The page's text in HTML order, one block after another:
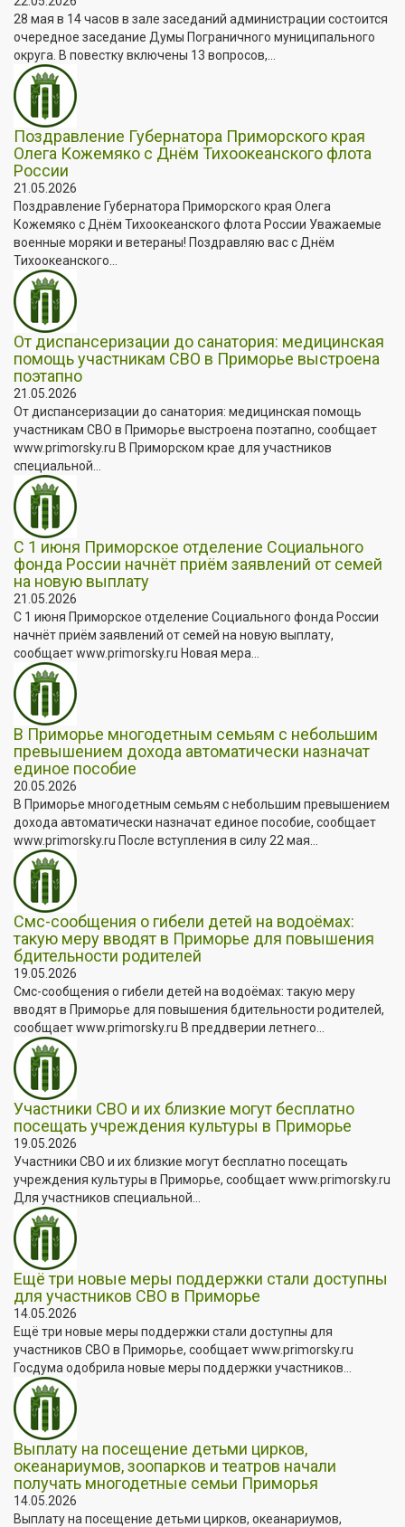
28 мая в 14 часов в зале заседаний администрации состоится
очередное заседание Думы Пограничного муниципального
округа. В повестку включены 13 вопросов,...
Поздравление Губернатора Приморского края
Олега Кожемяко с Днём Тихоокеанского флота
России
21.05.2026
Поздравление Губернатора Приморского края Олега
Кожемяко с Днём Тихоокеанского флота России Уважаемые
военные моряки и ветераны! Поздравляю вас с Днём
Тихоокеанского...
От диспансеризации до санатория: медицинская
помощь участникам СВО в Приморье выстроена
поэтапно
21.05.2026
От диспансеризации до санатория: медицинская помощь
участникам СВО в Приморье выстроена поэтапно, сообщает
www.primorsky.ru В Приморском крае для участников
специальной...
С 1 июня Приморское отделение Социального
фонда России начнёт приём заявлений от семей
на новую выплату
21.05.2026
С 1 июня Приморское отделение Социального фонда России
начнёт приём заявлений от семей на новую выплату,
сообщает www.primorsky.ru Новая мера...
В Приморье многодетным семьям с небольшим
превышением дохода автоматически назначат
единое пособие
20.05.2026
В Приморье многодетным семьям с небольшим превышением
дохода автоматически назначат единое пособие, сообщает
www.primorsky.ru После вступления в силу 22 мая...
Смс-сообщения о гибели детей на водоёмах:
такую меру вводят в Приморье для повышения
бдительности родителей
19.05.2026
Смс-сообщения о гибели детей на водоёмах: такую меру
вводят в Приморье для повышения бдительности родителей,
сообщает www.primorsky.ru В преддверии летнего...
Участники СВО и их близкие могут бесплатно
посещать учреждения культуры в Приморье
19.05.2026
Участники СВО и их близкие могут бесплатно посещать
учреждения культуры в Приморье, сообщает www.primorsky.ru
Для участников специальной...
Ещё три новые меры поддержки стали доступны
для участников СВО в Приморье
14.05.2026
Ещё три новые меры поддержки стали доступны для
участников СВО в Приморье, сообщает www.primorsky.ru
Госдума одобрила новые меры поддержки участников...
Выплату на посещение детьми цирков,
океанариумов, зоопарков и театров начали
получать многодетные семьи Приморья
14.05.2026
Выплату на посещение детьми цирков, океанариумов,